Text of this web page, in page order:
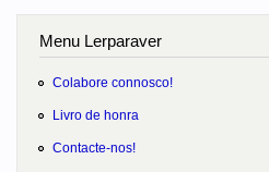
Menu Lerparaver
Colabore connosco!
Livro de honra
Contacte-nos!